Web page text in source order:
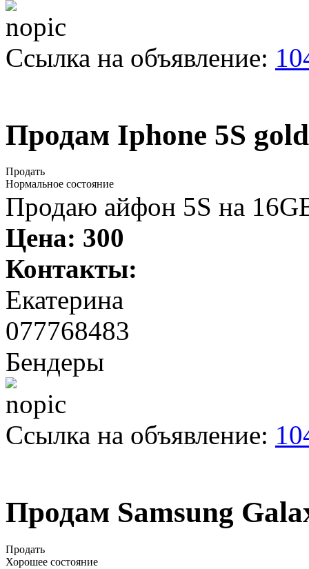
Ссылка на объявление:
Продам Iphone 5S
Продать
Нормальное состояние
Продаю айфон 5S на
Цена: 300
Контакты:
Екатерина
077768483
Бендеры
Ссылка на объявление:
Продам Samsung
Продать
Хорошее состояние